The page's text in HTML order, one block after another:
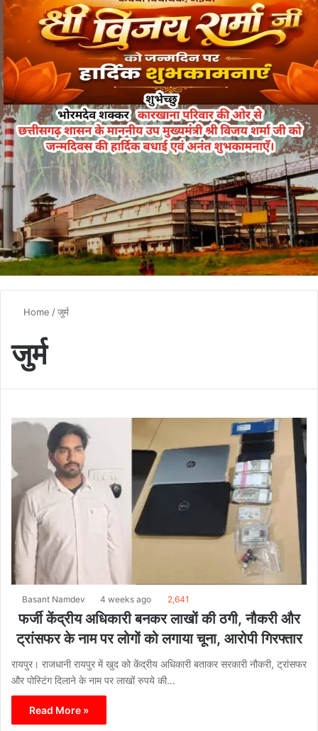
Home /जुर्म
जुर्म
Basant Namdev 4 weeks ago 2,641
फर्जी केंद्रीय अधिकारी बनकर लाखों की ठगी, नौकरी और
ट्रांसफर के नाम पर लोगों को लगाया चूना, आरोपी गिरफ्तार
रायपुर। राजधानी रायपुर में खुद को केंद्रीय अधिकारी बताकर सरकारी नौकरी, ट्रांसफर
और पोस्टिंग दिलाने के नाम पर लाखों रुपये की…
Read More »